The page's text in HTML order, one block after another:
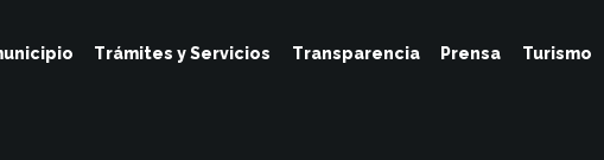
Trámites y Servicios Transparencia Prensa Turismo